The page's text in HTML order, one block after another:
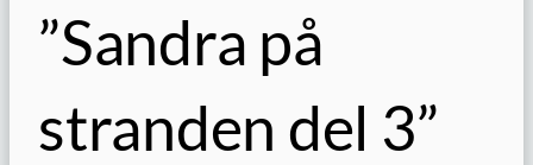
”Sandra på
stranden del 3”